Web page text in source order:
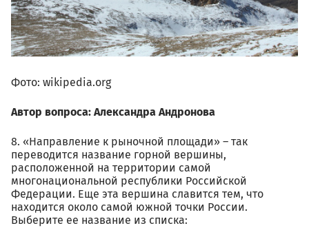
Фото: wikipedia.org
Автор вопроса: Александра Андронова
8. «Направление к рыночной площади» – так
переводится название горной вершины,
расположенной на территории самой
многонациональной республики Российской
Федерации. Еще эта вершина славится тем, что
находится около самой южной точки России.
Выберите ее название из списка: